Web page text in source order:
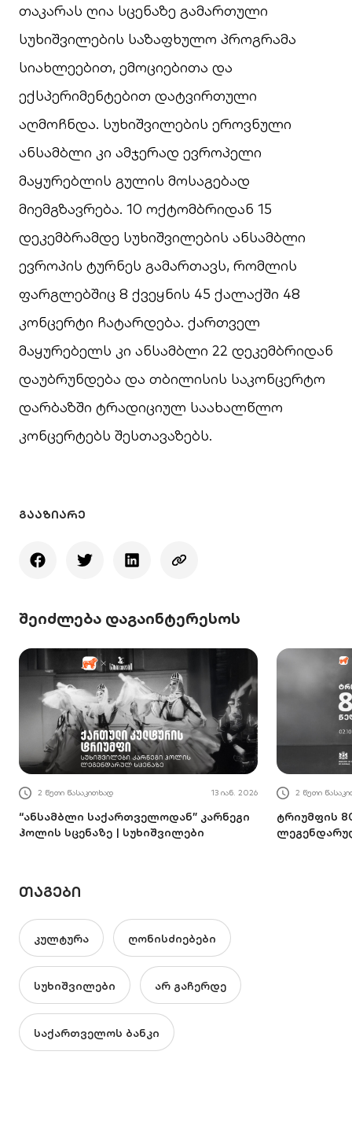
თაკარას ღია სცენაზე გამართული
სუხიშვილების საზაფხულო პროგრამა
სიახლეებით, ემოციებითა და
ექსპერიმენტებით დატვირთული
აღმოჩნდა. სუხიშვილების ეროვნული
ანსამბლი კი ამჯერად ევროპელი
მაყურებლის გულის მოსაგებად
მიემგზავრება. 10 ოქტომბრიდან 15
დეკემბრამდე სუხიშვილების ანსამბლი
ევროპის ტურნეს გამართავს, რომლის
ფარგლებშიც 8 ქვეყნის 45 ქალაქში 48
კონცერტი ჩატარდება. ქართველ
მაყურებელს კი ანსამბლი 22 დეკემბრიდან
დაუბრუნდება და თბილისის საკონცერტო
დარბაზში ტრადიციულ საახალწლო
კონცერტებს შესთავაზებს.
ᲒᲐᲐᲖᲘᲐᲠᲔ
შეიძლება დაგაინტერესოს
2 წუთი წასაკითხად 13 იან. 2026
“ანსამბლი საქართველოდან” კარნეგი
ჰოლის სცენაზე | სუხიშვილები
2 წუთი
ტრიუმფის
ᲗᲐᲒᲔᲑᲘ
კულტურა ღონისძიებები
სუხიშვილები არ გაჩერდე
საქართველოს ბანკი